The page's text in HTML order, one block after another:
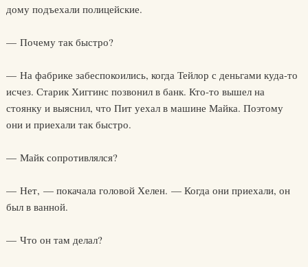
дому подъехали полицейские.
— Почему так быстро?
— На фабрике забеспокоились, когда Тейлор с деньгами куда-то
исчез. Старик Хиггинс позвонил в банк. Кто-то вышел на
стоянку и выяснил, что Пит уехал в машине Майка. Поэтому
они и приехали так быстро.
— Майк сопротивлялся?
— Нет, — покачала головой Хелен. — Когда они приехали, он
был в ванной.
— Что он там делал?